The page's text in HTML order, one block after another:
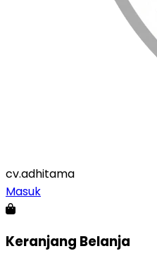
cv.adhitama
Masuk
Keranjang Belanja